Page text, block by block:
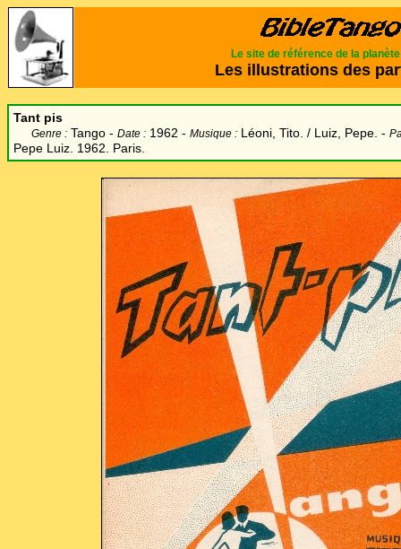
Le site de référence de la planète
Les illustrations des
Tant pis
Genre : Tango - Date : 1962 - Musique : Léoni, Tito. / Luiz, Pepe. -
Pepe Luiz. 1962. Paris.